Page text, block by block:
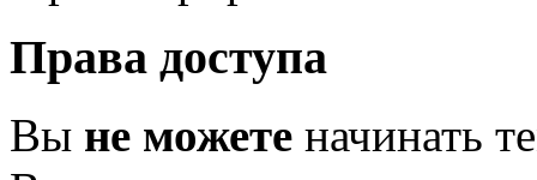
Права доступа
Вы не можете начинать